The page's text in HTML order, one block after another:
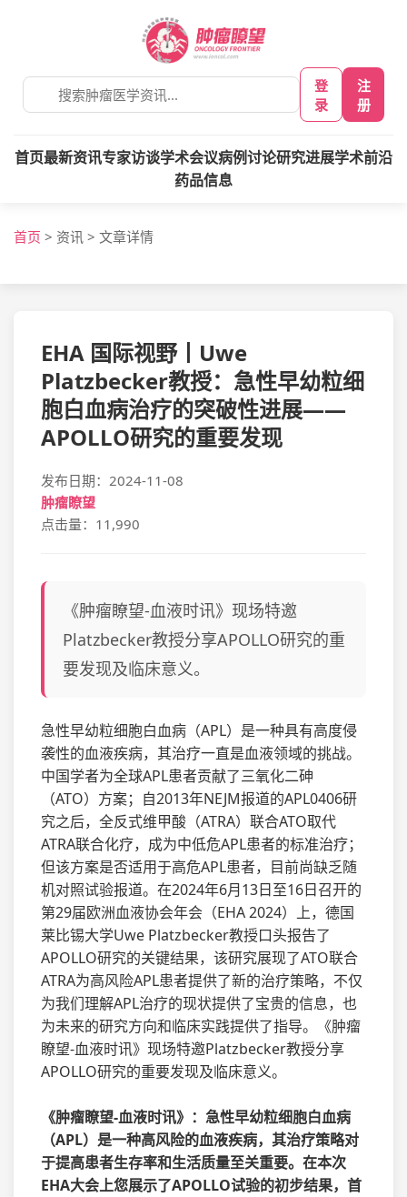
登
录
注
册
首页最新资讯专家访谈学术会议病例讨论研究进展学术前沿
药品信息
首页 > 资讯 > 文章详情
EHA 国际视野丨Uwe
Platzbecker教授：急性早幼粒细
胞白血病治疗的突破性进展——
APOLLO研究的重要发现
发布日期：2024-11-08
肿瘤瞭望
点击量：11,990
《肿瘤瞭望-血液时讯》现场特邀
Platzbecker教授分享APOLLO研究的重
要发现及临床意义。
急性早幼粒细胞白血病（APL）是一种具有高度侵
袭性的血液疾病，其治疗一直是血液领域的挑战。
中国学者为全球APL患者贡献了三氧化二砷
（ATO）方案；自2013年NEJM报道的APL0406研
究之后，全反式维甲酸（ATRA）联合ATO取代
ATRA联合化疗，成为中低危APL患者的标准治疗；
但该方案是否适用于高危APL患者，目前尚缺乏随
机对照试验报道。在2024年6月13日至16日召开的
第29届欧洲血液协会年会（EHA 2024）上，德国
莱比锡大学Uwe Platzbecker教授口头报告了
APOLLO研究的关键结果，该研究展现了ATO联合
ATRA为高风险APL患者提供了新的治疗策略，不仅
为我们理解APL治疗的现状提供了宝贵的信息，也
为未来的研究方向和临床实践提供了指导。《肿瘤
瞭望-血液时讯》现场特邀Platzbecker教授分享
APOLLO研究的重要发现及临床意义。
《肿瘤瞭望-血液时讯》：急性早幼粒细胞白血病
（APL）是一种高风险的血液疾病，其治疗策略对
于提高患者生存率和生活质量至关重要。在本次
EHA大会上您展示了APOLLO试验的初步结果，首